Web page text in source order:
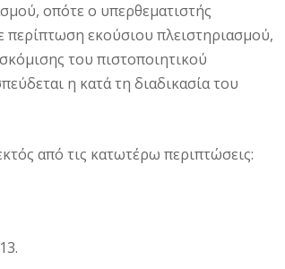
οπότε ο υπερθεματιστής
εκούσιου πλειστηριασμού,
του πιστοποιητικού
η κατά τη διαδικασία του
από τις κατωτέρω περιπτώσεις: